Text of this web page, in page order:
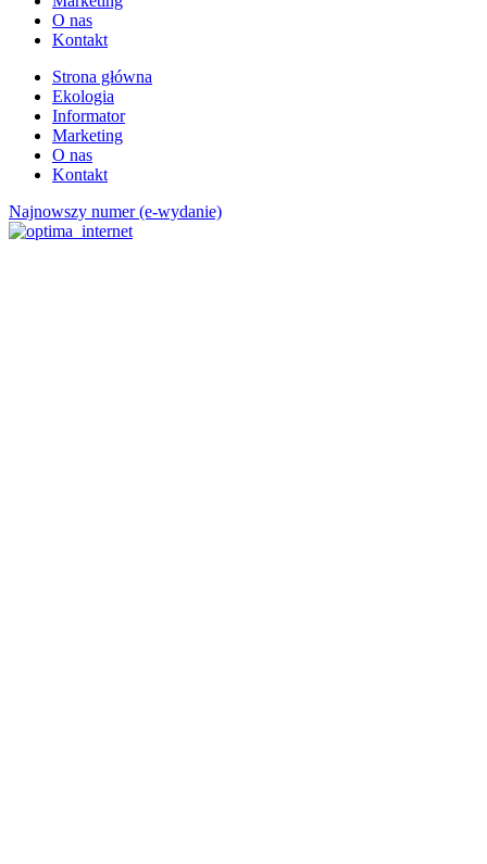
O nas
Kontakt
Strona główna
Ekologia
Informator
Marketing
O nas
Kontakt
Najnowszy numer (e-wydanie)